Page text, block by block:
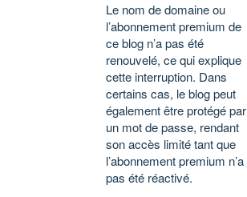
Le nom de domaine ou
l’abonnement premium de
ce blog n’a pas été
renouvelé, ce qui explique
cette interruption. Dans
certains cas, le blog peut
également être protégé par
un mot de passe, rendant
son accès limité tant que
l’abonnement premium n’a
pas été réactivé.